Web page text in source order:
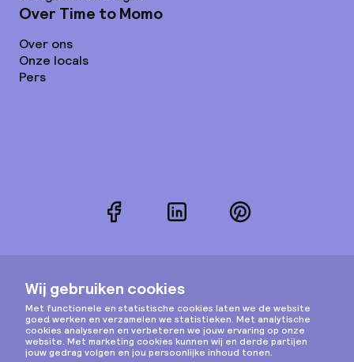
Over Time to Momo
Over ons
Onze locals
Pers
FacebookLinkedInPinterest
Instagram